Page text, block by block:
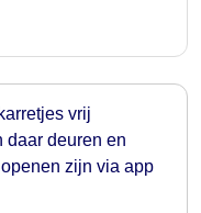
vrij
daar deuren en
zijn via app